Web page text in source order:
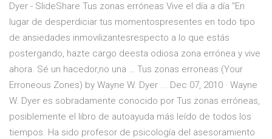
Dyer - SlideShare Tus zonas erróneas Vive el día a día “En
lugar de desperdiciar tus momentospresentes en todo tipo
de ansiedades inmovilizantesrespecto a lo que estás
postergando, hazte cargo deesta odiosa zona errónea y vive
ahora. Sé un hacedor,no una … Tus zonas erroneas (Your
Erroneous Zones) by Wayne W. Dyer ... Dec 07, 2010 · Wayne
W. Dyer es sobradamente conocido por Tus zonas erróneas,
posiblemente el libro de autoayuda más leído de todos los
tiempos. Ha sido profesor de psicología del asesoramiento